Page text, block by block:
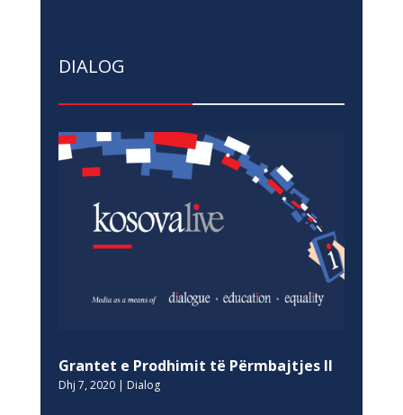
DIALOG
Grantet e Prodhimit të Përmbajtjes II
Dhj 7, 2020| Dialog